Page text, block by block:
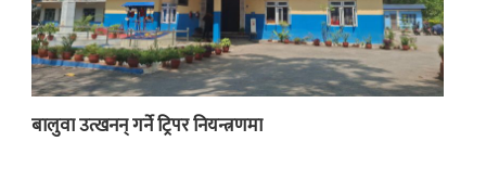
बालुवा उत्खनन् गर्ने ट्रिपर नियन्त्रणमा